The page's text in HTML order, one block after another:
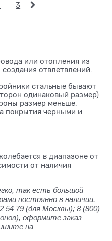
3
или отопления из
отвлетвлений.
стальные бывают
одинаковый размер)
размер меньше,
покрытия черными и
в диапазоне от
от наличия
так есть большой
постоянно в наличии.
54 79 (для Москвы); 8 (800)
оформите заказ
на